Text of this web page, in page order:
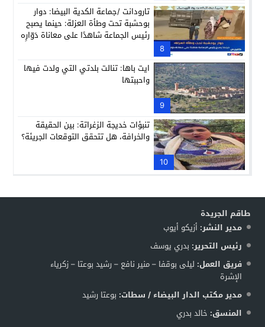
8
تارودانت /جماعة الكدية البيضا: دوار
بوحشبة تحت وطأة العزلة: حينما يصبح
رئيس الجماعة شاهدًا على معاناة دَوّارِه
9
ايت باها: تنالت بلدتي التي ولدت فيها
واحببتها
10
تنبؤات خديجة الزغراتة: بين الحقيقة
والخرافة، هل تتحقق التوقعات الجريئة؟
طاقم الجريدة
مدير النشر: أزيكو أيوب
رئيس التحرير: بدري يوسف
فريق العمل: ليلى بوقفا – منير نافع – رشيد بوعتا – زكرياء
الإشرة
مدير مكتب الدار البيضاء / سطات: بوعتا رشيد
المنسق: خالد بدري